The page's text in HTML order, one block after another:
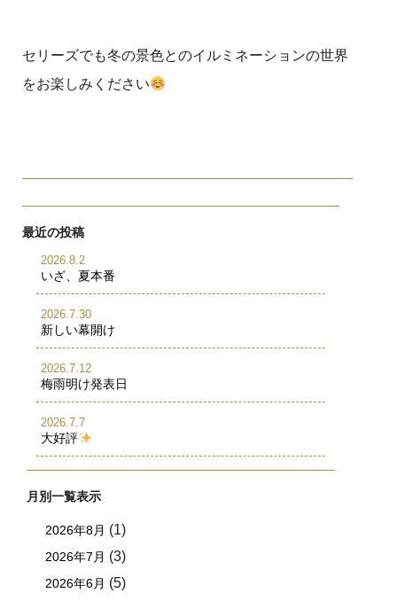
セリーズでも冬の景色とのイルミネーションの世界
をお楽しみください
最近の投稿
2026.8.2
いざ、夏本番
2026.7.30
新しい幕開け
2026.7.12
梅雨明け発表日
2026.7.7
大好評
月別一覧表示
2026年8月 (1)
2026年7月 (3)
2026年6月 (5)